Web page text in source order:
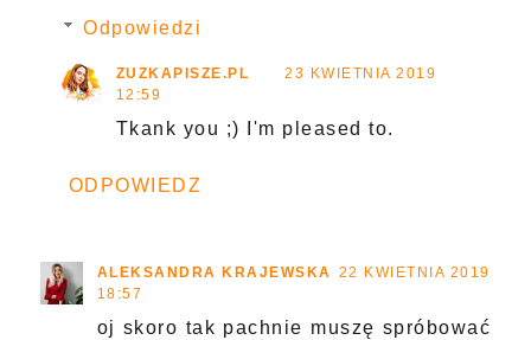
Odpowiedzi
ZUZKAPISZE.PL
23 KWIETNIA 2019
12:59
Tkank you ;) I'm pleased to.
ODPOWIEDZ
ALEKSANDRA KRAJEWSKA 22 KWIETNIA 2019
18:57
oj skoro tak pachnie muszę spróbować